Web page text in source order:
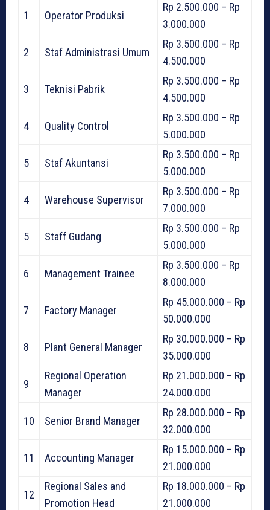
1 Operator Produksi
Rp 2.500.000 – Rp
3.000.000
2 Staf Administrasi Umum
Rp 3.500.000 – Rp
4.500.000
3 Teknisi Pabrik
Rp 3.500.000 – Rp
4.500.000
4 Quality Control
Rp 3.500.000 – Rp
5.000.000
5 Staf Akuntansi
Rp 3.500.000 – Rp
5.000.000
4 Warehouse Supervisor
Rp 3.500.000 – Rp
7.000.000
5 Staff Gudang
Rp 3.500.000 – Rp
5.000.000
6 Management Trainee
Rp 3.500.000 – Rp
8.000.000
7 Factory Manager
Rp 45.000.000 – Rp
50.000.000
8 Plant General Manager
Rp 30.000.000 – Rp
35.000.000
9
Regional Operation
Manager
Rp 21.000.000 – Rp
24.000.000
10 Senior Brand Manager
Rp 28.000.000 – Rp
32.000.000
11 Accounting Manager
Rp 15.000.000 – Rp
21.000.000
12
Regional Sales and
Promotion Head
Rp 18.000.000 – Rp
21.000.000